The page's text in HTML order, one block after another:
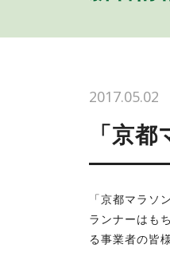
2017.05.02
「京
「京都マラソ
ランナーはも
る事業者の皆